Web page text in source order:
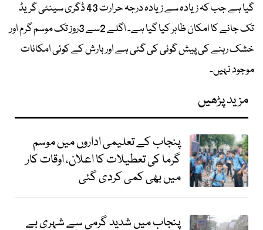
گیا ہے جب کہ زیادہ سے زیادہ درجہ حرارت 43 ڈگری سینٹی گریڈ
تک جانے کا امکان ظاہر کیا گیا ہے۔ اگلے 2سے 3روز تک موسم گرم اور
خشک رہنے کی پیش گوئی کی گئی ہے اور بارش کے کوئی امکانات
موجود نہیں۔
مزید پڑھیں
پنجاب کے تعلیمی اداروں میں موسم
گرما کی تعطیلات کا اعلان، اوقات کار
میں بھی کمی کردی گئی
پنجاب میں شدید گرمی سے شہری بے